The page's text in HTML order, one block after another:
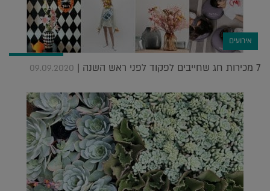
אירועים
7 מכירות חג שחייבים לפקוד לפני ראש השנה | 09.09.2020